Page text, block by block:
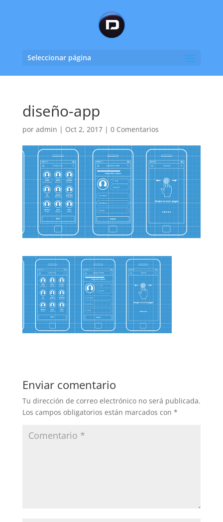
Seleccionar página
diseño-app
por admin | Oct 2, 2017| 0 Comentarios
Enviar comentario
Tu dirección de correo electrónico no será publicada.
Los campos obligatorios están marcados con *